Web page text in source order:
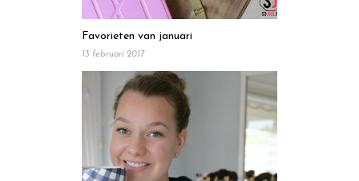
Favorieten van januari
13 februari 2017